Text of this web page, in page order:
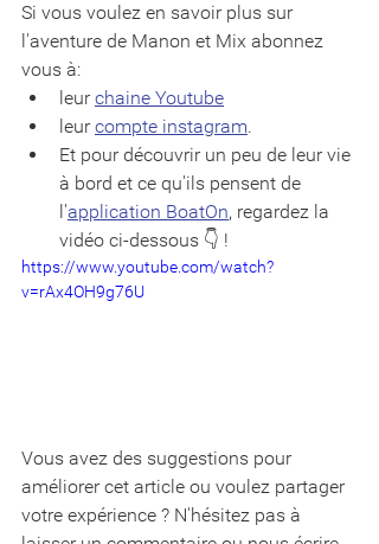
Si vous voulez en savoir plus sur
l'aventure de Manon et Mix abonnez
vous à:
leur chaine Youtube
leur compte instagram.
Et pour découvrir un peu de leur vie
à bord et ce qu'ils pensent de
l'application BoatOn, regardez la
vidéo ci-dessous 👇 !
https://www.youtube.com/watch?
v=rAx4OH9g76U
Vous avez des suggestions pour
améliorer cet article ou voulez partager
votre expérience ? N'hésitez pas à